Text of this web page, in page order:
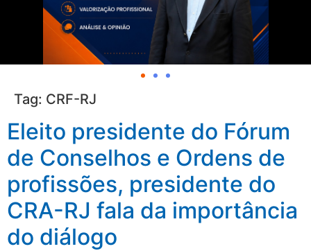
Tag: CRF-RJ
Eleito presidente do Fórum
de Conselhos e Ordens de
profissões, presidente do
CRA-RJ fala da importância
do diálogo